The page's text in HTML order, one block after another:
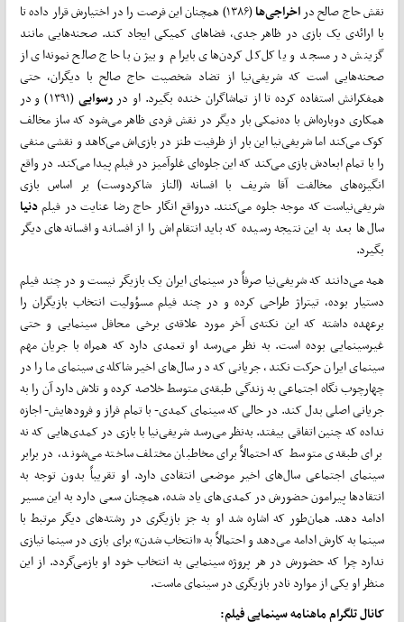
نقش حاج صالح در اخراجی‌ها
(۱۳۸۶) همچنان این فرصت را در اختیارش قرار داده تا
با ارائه‌ی یک بازی در ظاهر جدی، فضاهای کمیکی ایجاد کند. صحنه‌هایی مانند
گزینش در مسجد و یا کل‌کل ‌کردن‌های بایرام و بیژن با حاج صالح نمونه‌ای از
صحنه‌هایی است که شریفی‌نیا از تضاد شخصیت حاج صالح با دیگران، حتی
همفکرانش استفاده کرده تا از تماشاگران خنده بگیرد. او در رسوایی
(۱۳۹۱) و در
همکاری دوباره‌اش با ده‌نمکی بار دیگر در نقش فردی ظاهر می‌شود که ساز مخالف
کوک می‌کند اما شریفی‌نیا این بار از ظرفیت طنز در بازی‌اش می‌کاهد و نقشی منفی
را با تمام ابعادش بازی می‌کند که این جلوه‌ای غلو‌آمیز در فیلم پیدا می‌کند. در واقع
انگیزه‌های مخالفت آقا شریف با افسانه (الناز شاکردوست) بر اساس بازی
شریفی‌نیاست که موجه جلوه می‌کنند. درواقع انگار حاج رضا عنایت در فیلمدنیا
سال‌ها بعد به این نتیجه رسیده که باید انتقام‌اش را از افسانه و افسانه‌های دیگر
بگیرد.
همه می‌دانند که شریفی‌نیا صرفاً در سینمای ایران یک بازیگر نیست و در چند فیلم
دستیار بوده، تیتراژ طراحی کرده و در چند فیلم‌ مسؤولیت انتخاب بازیگران را
برعهده داشته که این نکته‌ی آخر مورد علاقه‌ی برخی محافل سینمایی و حتی
غیرسینمایی بوده است. به نظر می‌رسد او تعمدی دارد که همراه با جریان مهم
سینمای ایران حرکت نکند، جریانی که در سال‌های اخیر شاکله‌ی سینمای ما را در
چهارچوب نگاه اجتماعی به زندگی طبقه‌ی متوسط خلاصه کرده و تلاش دارد آن را به
جریانی اصلی بدل کند. در حالی که سینمای کمدی- با تمام فراز و فرود‌هایش- اجازه
نداده که چنین اتفاقی بیفتد. به‌نظر می‌رسد شریفی‌نیا با بازی در کمدی‌هایی که نه
برای طبقه‌ی متوسط که احتمالاً برای مخاطبان مختلف ساخته می‌شوند، در برابر
سینمای اجتماعی سال‌های اخیر موضعی انتقادی دارد. او تقریباً بدون توجه به
انتقاد‌ها پیرامون حضورش در کمدی‌های یاد شده، همچنان سعی دارد به این مسیر
ادامه دهد. همان‌طور که اشاره شد او به جز بازیگری در رشته‌های دیگر مرتبط با
سینما به کارش ادامه می‌دهد و احتمالاً به «انتخاب شدن» برای بازی در سینما نیازی
ندارد چرا که حضورش در هر پروژه سینمایی به انتخاب خود او بازمی‌گردد. از این
منظر او یکی از موارد نادر بازیگری در سینمای ماست.
کانال تلگرام ماهنامه سینمایی فیلم: